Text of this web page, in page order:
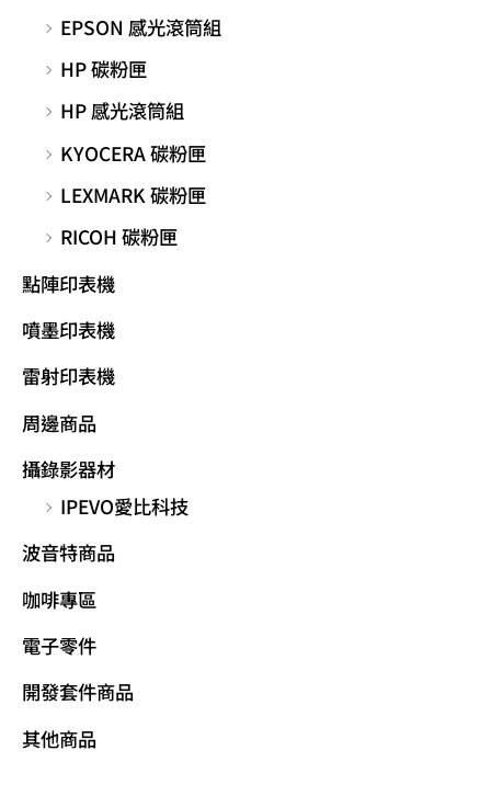
EPSON 感光滾筒組
HP 碳粉匣
HP 感光滾筒組
KYOCERA 碳粉匣
LEXMARK 碳粉匣
RICOH 碳粉匣
點陣印表機
噴墨印表機
雷射印表機
周邊商品
攝錄影器材
IPEVO愛比科技
波音特商品
咖啡專區
電子零件
開發套件商品
其他商品